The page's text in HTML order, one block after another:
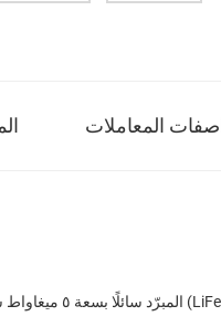
المعاملات